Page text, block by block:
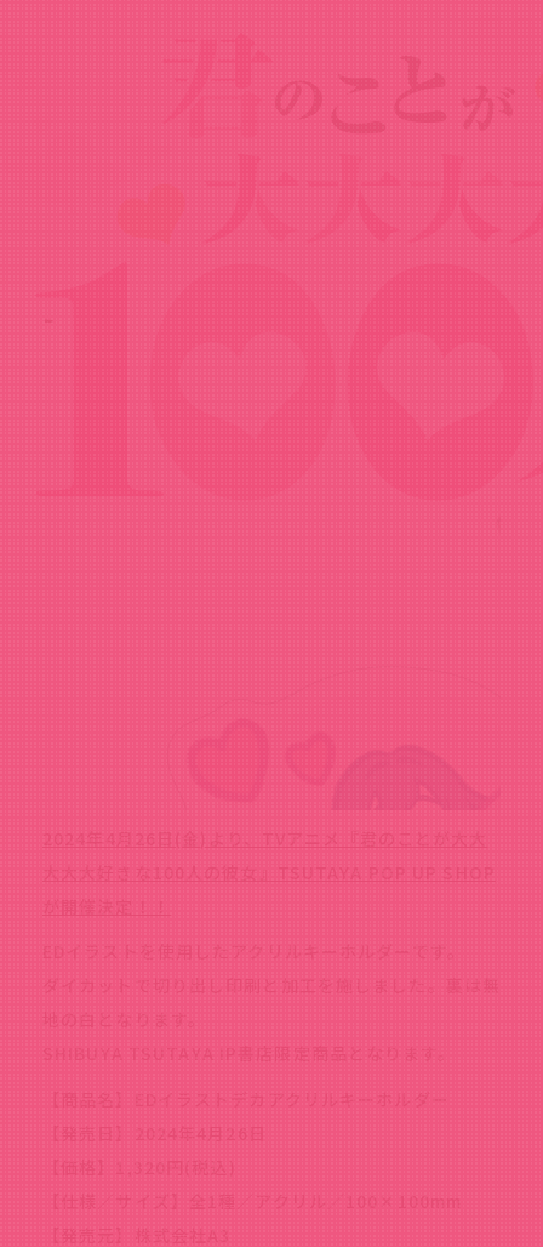
Goods
EDイラストデカアクリルキーホルダー
2024年4月26日(金)より、TVアニメ『君のことが大大
大大大好きな100人の彼女』TSUTAYA POP UP SHOP
が開催決定！！
EDイラストを使用したアクリルキーホルダーです。
ダイカットで切り出し印刷と加工を施しました。裏は無
地の白となります。
SHIBUYA TSUTAYA IP書店限定商品となります。
【商品名】EDイラストデカアクリルキーホルダー
【発売日】2024年4月26日
【価格】1,320円(税込)
【仕様／サイズ】全1種／アクリル／100×100mm
【発売元】株式会社A3